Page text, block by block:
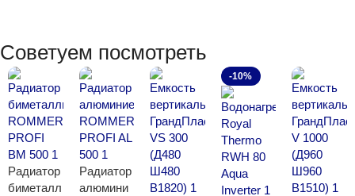
Советуем посмотреть
Радиатор
биметалл
Радиатор
алюмини
-10%